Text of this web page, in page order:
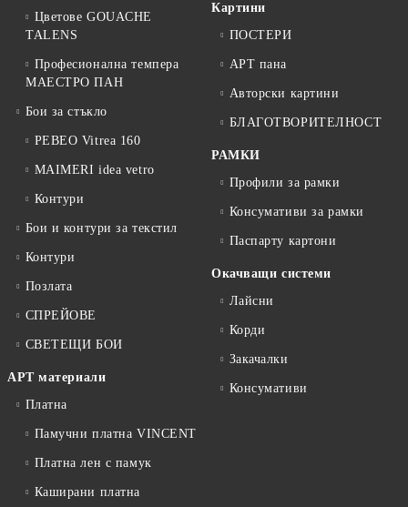
Цветове GOUACHE
TALENS
Професионална темпера
МАЕСТРО ПАН
Бои за стъкло
PEBEO Vitrea 160
MAIMERI idea vetro
Контури
Бои и контури за текстил
Контури
Позлата
СПРЕЙОВЕ
СВЕТЕЩИ БОИ
АРТ материали
Платна
Памучни платна VINCENT
Платна лен с памук
Каширани платна
Картини
ПОСТЕРИ
АРТ пана
Авторски картини
БЛАГОТВОРИТЕЛНОСТ
РАМКИ
Профили за рамки
Консумативи за рамки
Паспарту картони
Окачващи системи
Лайсни
Корди
Закачалки
Консумативи